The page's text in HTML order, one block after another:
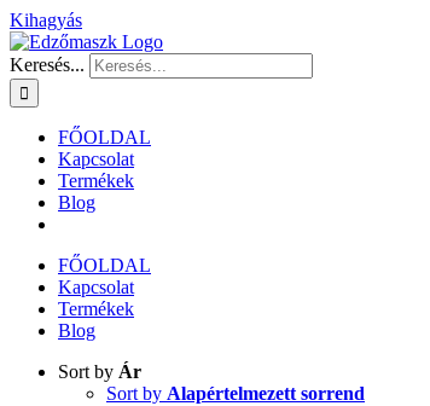
Kihagyás
Keresés...
FŐOLDAL
Kapcsolat
Termékek
Blog
FŐOLDAL
Kapcsolat
Termékek
Blog
Sort by Ár
Sort by Alapértelmezett sorrend